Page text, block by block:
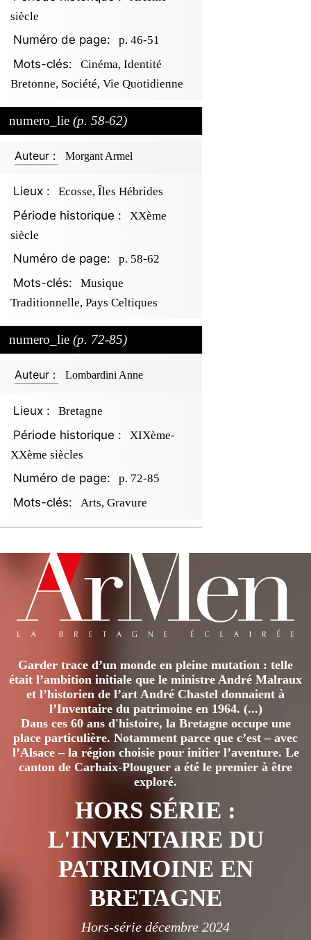
siècle
Numéro de page: p. 46-51
Mots-clés:
Cinéma, Identité
Bretonne, Société, Vie Quotidienne
numero_lie (p. 58-62)
Auteur : Morgant Armel
Lieux : Ecosse, Îles Hébrides
Période historique :
XXème
siècle
Numéro de page: p. 58-62
Mots-clés:
Musique
Traditionnelle, Pays Celtiques
numero_lie (p. 72-85)
Auteur : Lombardini Anne
Lieux : Bretagne
Période historique :
XIXème-
XXème siècles
Numéro de page: p. 72-85
Mots-clés: Arts, Gravure
Garder trace d’un monde en pleine mutation : telle
était l’ambition initiale que le ministre André Malraux
et l’historien de l’art André Chastel donnaient à
l’Inventaire du patrimoine en 1964. (...)
Dans ces 60 ans d'histoire, la Bretagne occupe une
place particulière. Notamment parce que c’est – avec
l’Alsace – la région choisie pour initier l’aventure. Le
canton de Carhaix-Plouguer a été le premier à être
exploré.
HORS SÉRIE :
L'INVENTAIRE DU
PATRIMOINE EN
BRETAGNE
Hors-série décembre 2024